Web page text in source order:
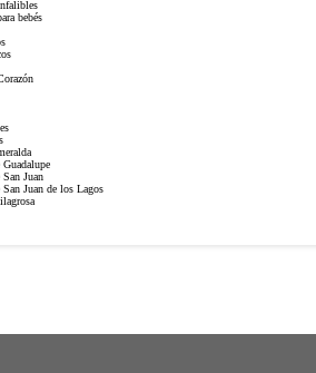
bebés
Juan
San Juan de los Lagos